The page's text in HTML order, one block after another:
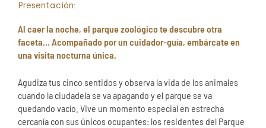
Presentación:
Al caer la noche, el parque zoológico te descubre otra
faceta… Acompañado por un cuidador-guía, embárcate en
una visita nocturna única.
Agudiza tus cinco sentidos y observa la vida de los animales
cuando la ciudadela se va apagando y el parque se va
quedando vacío. Vive un momento especial en estrecha
cercanía con sus únicos ocupantes: los residentes del Parque